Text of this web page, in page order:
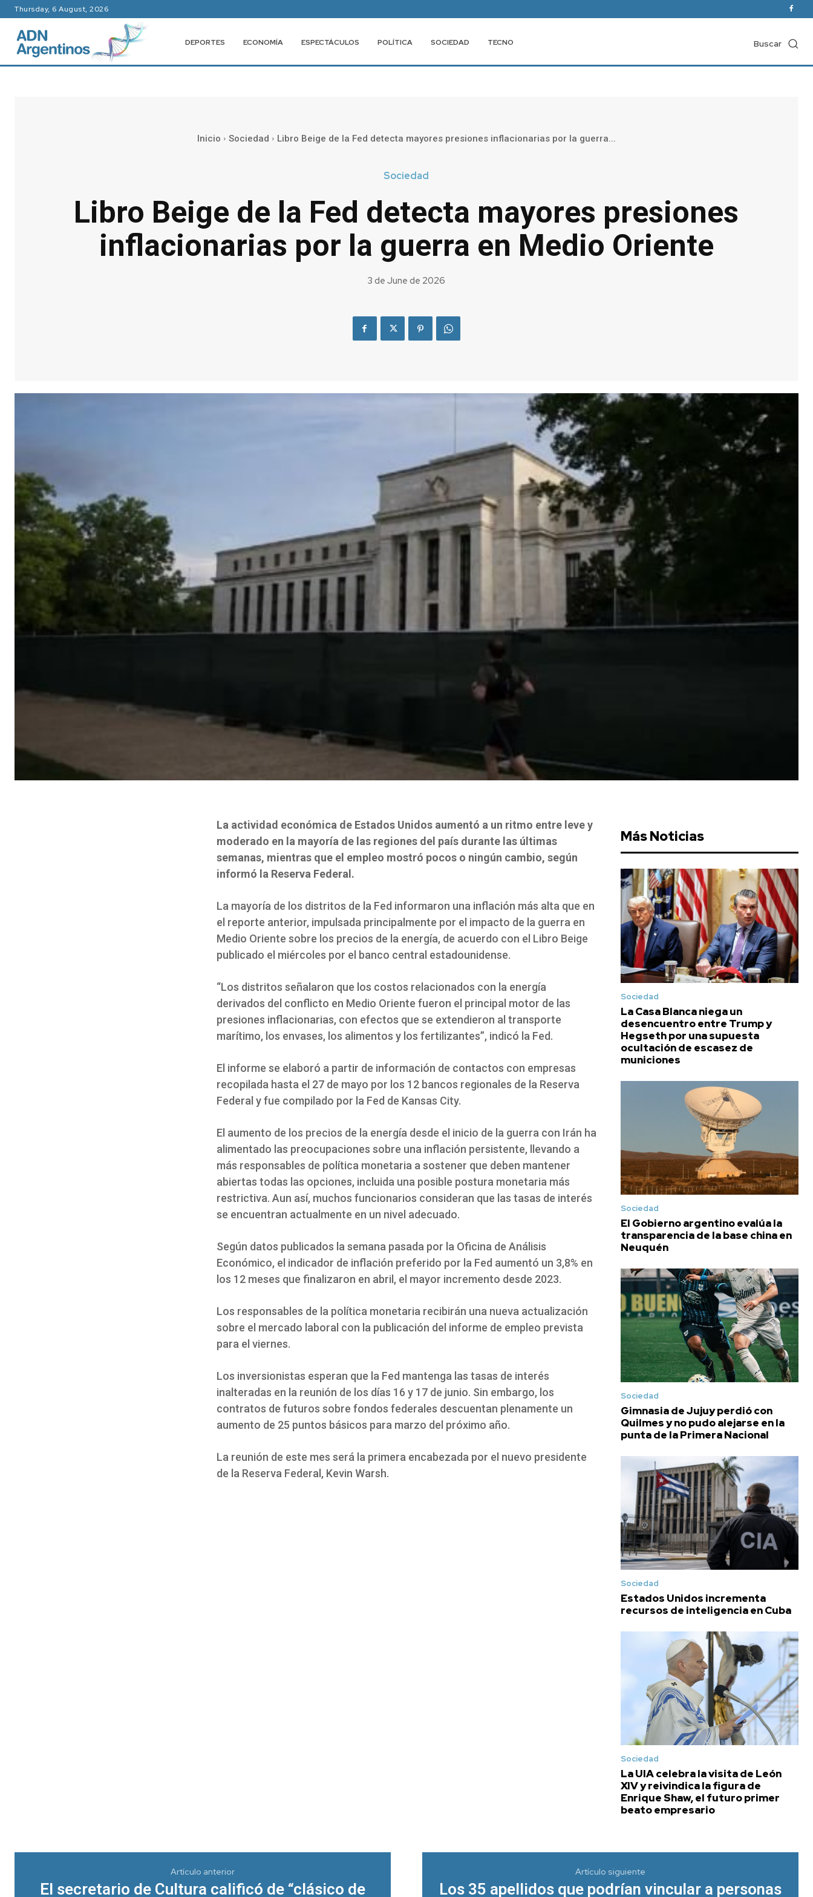
Thursday, 6 August, 2026
DEPORTES ECONOMÍA ESPECTÁCULOS POLÍTICA SOCIEDAD TECNO Buscar
Inicio Sociedad Libro Beige de la Fed detecta mayores presiones inflacionarias por la guerra...
Sociedad
Libro Beige de la Fed detecta mayores presiones
inflacionarias por la guerra en Medio Oriente
3 de June de 2026
La actividad económica de Estados Unidos aumentó a un ritmo entre leve y
moderado en la mayoría de las regiones del país durante las últimas
semanas, mientras que el empleo mostró pocos o ningún cambio, según
informó la Reserva Federal.
La mayoría de los distritos de la Fed informaron una inflación más alta que en
el reporte anterior, impulsada principalmente por el impacto de la guerra en
Medio Oriente sobre los precios de la energía, de acuerdo con el Libro Beige
publicado el miércoles por el banco central estadounidense.
“Los distritos señalaron que los costos relacionados con la energía
derivados del conflicto en Medio Oriente fueron el principal motor de las
presiones inflacionarias, con efectos que se extendieron al transporte
marítimo, los envases, los alimentos y los fertilizantes”, indicó la Fed.
El informe se elaboró a partir de información de contactos con empresas
recopilada hasta el 27 de mayo por los 12 bancos regionales de la Reserva
Federal y fue compilado por la Fed de Kansas City.
El aumento de los precios de la energía desde el inicio de la guerra con Irán ha
alimentado las preocupaciones sobre una inflación persistente, llevando a
más responsables de política monetaria a sostener que deben mantener
abiertas todas las opciones, incluida una posible postura monetaria más
restrictiva. Aun así, muchos funcionarios consideran que las tasas de interés
se encuentran actualmente en un nivel adecuado.
Según datos publicados la semana pasada por la Oficina de Análisis
Económico, el indicador de inflación preferido por la Fed aumentó un 3,8% en
los 12 meses que finalizaron en abril, el mayor incremento desde 2023.
Los responsables de la política monetaria recibirán una nueva actualización
sobre el mercado laboral con la publicación del informe de empleo prevista
para el viernes.
Los inversionistas esperan que la Fed mantenga las tasas de interés
inalteradas en la reunión de los días 16 y 17 de junio. Sin embargo, los
contratos de futuros sobre fondos federales descuentan plenamente un
aumento de 25 puntos básicos para marzo del próximo año.
La reunión de este mes será la primera encabezada por el nuevo presidente
de la Reserva Federal, Kevin Warsh.
Más Noticias
Sociedad
La Casa Blanca niega un
desencuentro entre Trump y
Hegseth por una supuesta
ocultación de escasez de
municiones
Sociedad
El Gobierno argentino evalúa la
transparencia de la base china en
Neuquén
Sociedad
Gimnasia de Jujuy perdió con
Quilmes y no pudo alejarse en la
punta de la Primera Nacional
Sociedad
Estados Unidos incrementa
recursos de inteligencia en Cuba
Sociedad
La UIA celebra la visita de León
XIV y reivindica la figura de
Enrique Shaw, el futuro primer
beato empresario
Artículo anterior
El secretario de Cultura calificó de “clásico de
Artículo siguiente
Los 35 apellidos que podrían vincular a personas